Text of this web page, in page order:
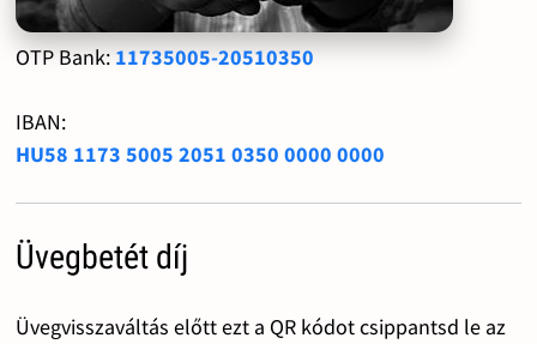
OTP Bank: 11735005-20510350
IBAN:
HU58 1173 5005 2051 0350 0000 0000
Üvegbetét díj
Üvegvisszaváltás előtt ezt a QR kódot csippantsd le az